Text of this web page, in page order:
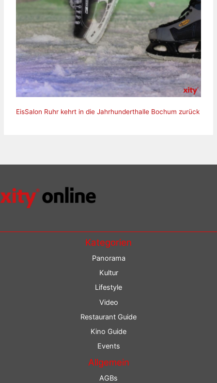
EisSalon Ruhr kehrt in die Jahrhunderthalle Bochum zurück
Kategorien
Panorama
Kultur
Lifestyle
Video
Restaurant Guide
Kino Guide
Events
Allgemein
AGBs